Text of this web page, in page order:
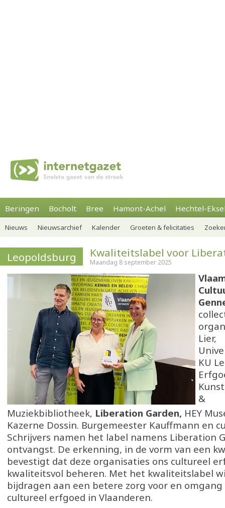
Beringen Bocholt Bree Hamont-Achel Hechtel-
Nieuws Nieuwsarchief Kalender Groeten & felicitaties
Leopoldsburg Kwaliteitslabel voor
Maandag 8 september 2025
Lier,
KU
&
Muziekbibliotheek, Liberation Garden, HEY
Kazerne Dossin. Burgemeester Kauffmann en
Schrijvers namen het label namens Liberation
ontvangst. De erkenning, in de vorm van een
bevestigt dat deze organisaties ons cultureel
kwaliteitsvol beheren. Met het kwaliteitslabel
bijdragen aan een betere zorg voor en
cultureel erfgoed in Vlaanderen.